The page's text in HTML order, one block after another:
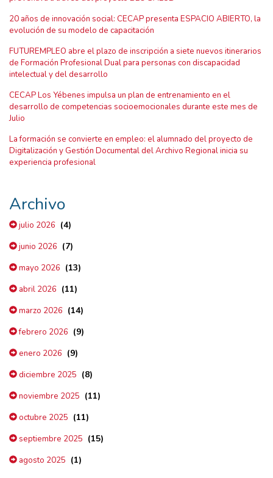
20 años de innovación social: CECAP presenta ESPACIO ABIERTO, la
evolución de su modelo de capacitación
FUTUREMPLEO abre el plazo de inscripción a siete nuevos itinerarios
de Formación Profesional Dual para personas con discapacidad
intelectual y del desarrollo
CECAP Los Yébenes impulsa un plan de entrenamiento en el
desarrollo de competencias socioemocionales durante este mes de
Julio
La formación se convierte en empleo: el alumnado del proyecto de
Digitalización y Gestión Documental del Archivo Regional inicia su
experiencia profesional
Archivo
julio 2026 (4)
junio 2026 (7)
mayo 2026 (13)
abril 2026 (11)
marzo 2026 (14)
febrero 2026 (9)
enero 2026 (9)
diciembre 2025 (8)
noviembre 2025 (11)
octubre 2025 (11)
septiembre 2025 (15)
agosto 2025 (1)